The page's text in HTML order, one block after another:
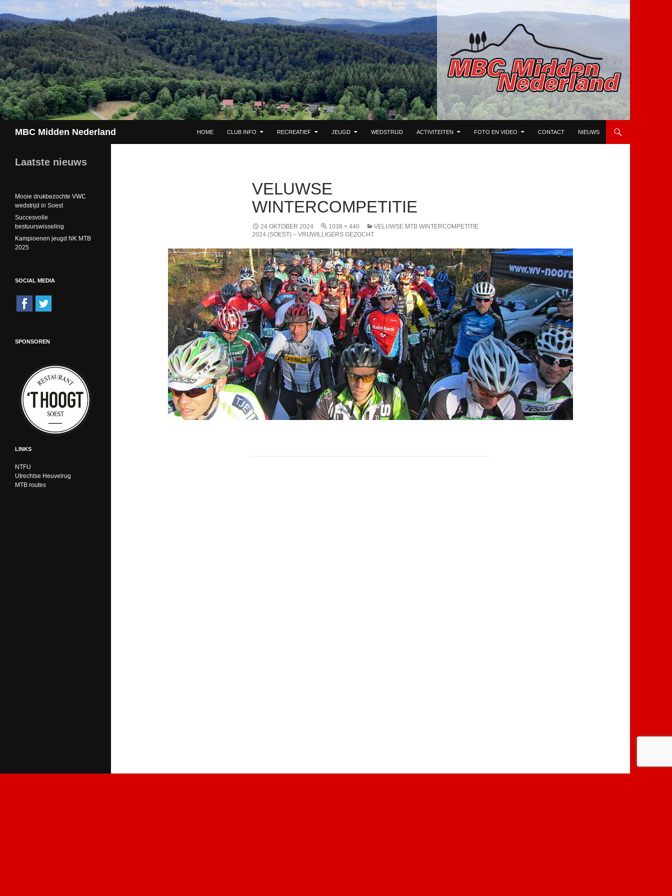
MBC Midden Nederland
HOME
CLUB INFO RECREATIEF JEUGD WEDSTRIJD ACTIVITEITEN FOTO EN VIDEO CONTACT NIEUWS
VELUWSE
WINTERCOMPETITIE
24 OKTOBER 2024 1038 × 440
VELUWSE MTB WINTERCOMPETITIE
2024 (SOEST) – VRIJWILLIGERS GEZOCHT
Laatste nieuws
Mooie drukbezochte VWC
wedstrijd in Soest
Succesvolle
bestuurswisseling
Kampioenen jeugd NK MTB
2025
SOCIAL MEDIA
SPONSOREN
LINKS
NTFU
Utrechtse Heuvelrug
MTB routes